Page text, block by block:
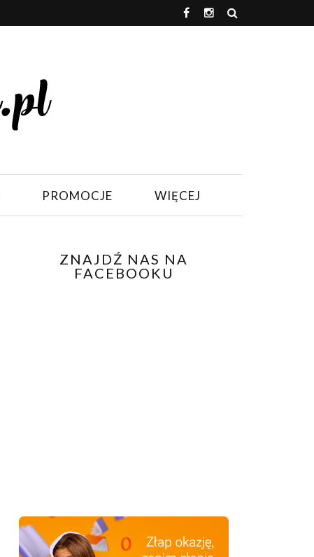
PROMOCJE WIĘCEJ
ZNAJDŹ NAS NA
FACEBOOKU